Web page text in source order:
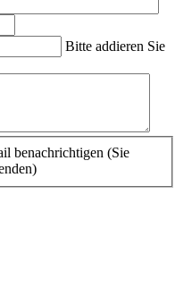
Bitte addieren Sie
benachrichtigen (Sie